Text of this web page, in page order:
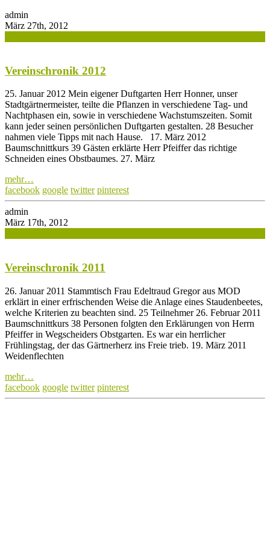
admin
März 27th, 2012
Vereinschronik 2012
25. Januar 2012 Mein eigener Duftgarten Herr Honner, unser
Stadtgärtnermeister, teilte die Pflanzen in verschiedene Tag- und
Nachtphasen ein, sowie in verschiedene Wachstumszeiten. Somit
kann jeder seinen persönlichen Duftgarten gestalten. 28 Besucher
nahmen viele Tipps mit nach Hause. 17. März 2012
Baumschnittkurs 39 Gästen erklärte Herr Pfeiffer das richtige
Schneiden eines Obstbaumes. 27. März
mehr…
facebook google twitter pinterest
admin
März 17th, 2012
Vereinschronik 2011
26. Januar 2011 Stammtisch Frau Edeltraud Gregor aus MOD
erklärt in einer erfrischenden Weise die Anlage eines Staudenbeetes,
welche Kriterien zu beachten sind. 25 Teilnehmer 26. Februar 2011
Baumschnittkurs 38 Personen folgten den Erklärungen von Herrn
Pfeiffer in Wegscheiders Obstgarten. Es war ein herrlicher
Frühlingstag, der das Gärtnerherz ins Freie trieb. 19. März 2011
Weidenflechten
mehr…
facebook google twitter pinterest